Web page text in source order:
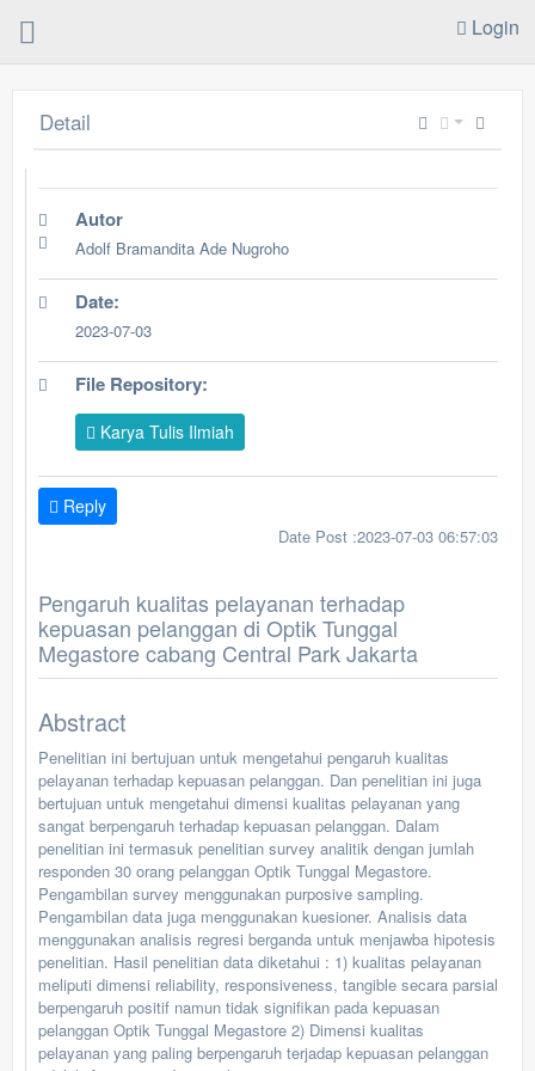
Login
Detail
Autor
Adolf Bramandita Ade Nugroho
Date:
2023-07-03
File Repository:
Karya Tulis Ilmiah
Reply
Date Post :2023-07-03 06:57:03
Pengaruh kualitas pelayanan terhadap
kepuasan pelanggan di Optik Tunggal
Megastore cabang Central Park Jakarta
Abstract
Penelitian ini bertujuan untuk mengetahui pengaruh kualitas
pelayanan terhadap kepuasan pelanggan. Dan penelitian ini juga
bertujuan untuk mengetahui dimensi kualitas pelayanan yang
sangat berpengaruh terhadap kepuasan pelanggan. Dalam
penelitian ini termasuk penelitian survey analitik dengan jumlah
responden 30 orang pelanggan Optik Tunggal Megastore.
Pengambilan survey menggunakan purposive sampling.
Pengambilan data juga menggunakan kuesioner. Analisis data
menggunakan analisis regresi berganda untuk menjawba hipotesis
penelitian. Hasil penelitian data diketahui : 1) kualitas pelayanan
meliputi dimensi reliability, responsiveness, tangible secara parsial
berpengaruh positif namun tidak signifikan pada kepuasan
pelanggan Optik Tunggal Megastore 2) Dimensi kualitas
pelayanan yang paling berpengaruh terjadap kepuasan pelanggan